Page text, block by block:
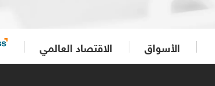
الأسواق الاقتصاد العالمي